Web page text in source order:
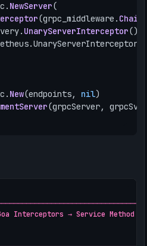
. NewServer(
(grpc_middleware .
. UnaryServerInterceptor(),
.UnaryServerInterceptor
. New(endpoints, nil)
(grpcServer, grpcSvr
Interceptors → Service Method